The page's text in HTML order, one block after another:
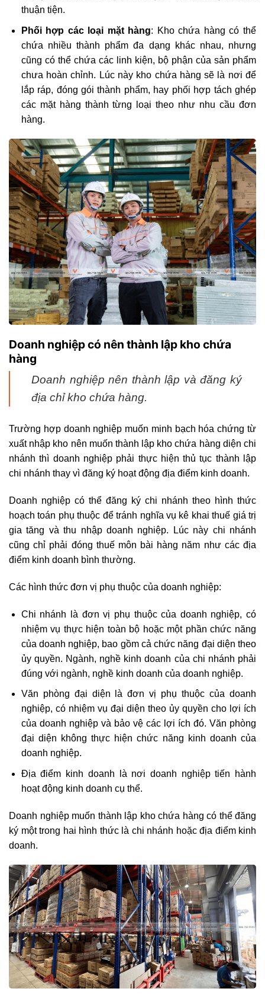
thuận tiện.
Phối hợp các loại mặt hàng: Kho chứa hàng có thể
chứa nhiều thành phẩm đa dạng khác nhau, nhưng
cũng có thể chứa các linh kiện, bộ phận của sản phẩm
chưa hoàn chỉnh. Lúc này kho chứa hàng sẽ là nơi để
lắp ráp, đóng gói thành phẩm, hay phối hợp tách ghép
các mặt hàng thành từng loại theo như nhu cầu đơn
hàng.
Doanh nghiệp có nên thành lập kho chứa
hàng
Doanh nghiệp nên thành lập và đăng ký
địa chỉ kho chứa hàng.
Trường hợp doanh nghiệp muốn minh bạch hóa chứng từ
xuất nhập kho nên muốn thành lập kho chứa hàng diện chi
nhánh thì doanh nghiệp phải thực hiện thủ tục thành lập
chi nhánh thay vì đăng ký hoạt động địa điểm kinh doanh.
Doanh nghiệp có thể đăng ký chi nhánh theo hình thức
hoạch toán phụ thuộc để tránh nghĩa vụ kê khai thuế giá trị
gia tăng và thu nhập doanh nghiệp. Lúc này chi nhánh
cũng chỉ phải đóng thuế môn bài hàng năm như các địa
điểm kinh doanh bình thường.
Các hình thức đơn vị phụ thuộc của doanh nghiệp:
Chi nhánh là đơn vị phụ thuộc của doanh nghiệp, có
nhiệm vụ thực hiện toàn bộ hoặc một phần chức năng
của doanh nghiệp, bao gồm cả chức năng đại diện theo
ủy quyền. Ngành, nghề kinh doanh của chi nhánh phải
đúng với ngành, nghề kinh doanh của doanh nghiệp.
Văn phòng đại diện là đơn vị phụ thuộc của doanh
nghiệp, có nhiệm vụ đại diện theo ủy quyền cho lợi ích
của doanh nghiệp và bảo vệ các lợi ích đó. Văn phòng
đại diện không thực hiện chức năng kinh doanh của
doanh nghiệp.
Địa điểm kinh doanh là nơi doanh nghiệp tiến hành
hoạt động kinh doanh cụ thể.
Doanh nghiệp muốn thành lập kho chứa hàng có thể đăng
ký một trong hai hình thức là chi nhánh hoặc địa điểm kinh
doanh.